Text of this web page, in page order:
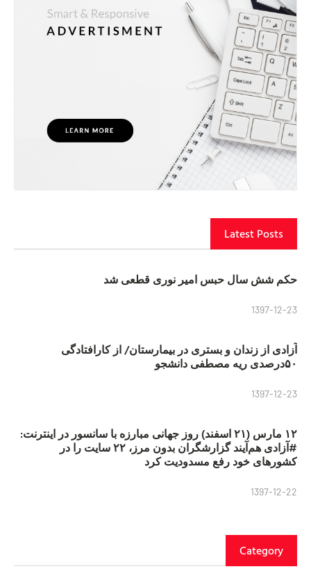
Latest Posts
حکم شش سال حبس امیر نوری قطعی شد
1397-12-23
آزادی از زندان و بستری در بیمارستان/ از کارافتادگی
۵۰درصدی ریه مصطفی دانشجو
1397-12-23
۱۲ مارس (۲۱ اسفند) روز جهانی مبارزه با سانسور در اینترنت:
#آزادی هم‌آیند گزارشگران‌ بدون مرز، ۲۲ سایت را در
کشورهای خود رفع مسدودیت کرد
1397-12-22
Category